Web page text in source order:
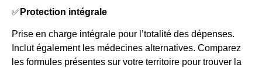
✅ Protection intégrale
Prise en charge intégrale pour l’totalité des dépenses.
Inclut également les médecines alternatives. Comparez
les formules présentes sur votre territoire pour trouver la